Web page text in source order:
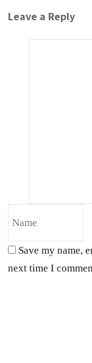
Leave a Reply
Save my name,
next time I